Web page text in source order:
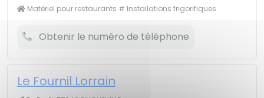
Matériel pour restaurants # Installations frigorifiques
Obtenir le numéro de téléphone
Le Fournil Lorrain